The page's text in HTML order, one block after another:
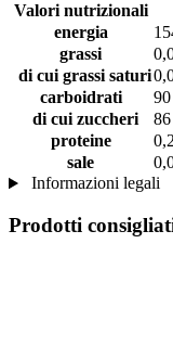
Valori nutrizionali
energia
grassi
di cui grassi saturi
carboidrati
di cui zuccheri
proteine
sale
Informazioni legali
Prodotti